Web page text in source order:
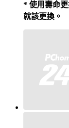
* 使用壽命
就該更換。